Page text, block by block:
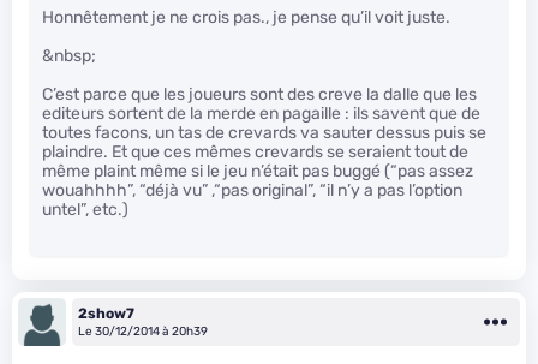
Honnêtement je ne crois pas., je pense qu’il voit juste.
&nbsp;
C’est parce que les joueurs sont des creve la dalle que les
editeurs sortent de la merde en pagaille : ils savent que de
toutes facons, un tas de crevards va sauter dessus puis se
plaindre. Et que ces mêmes crevards se seraient tout de
même plaint même si le jeu n’était pas buggé (“pas assez
wouahhhh”, “déjà vu” ,“pas original”, “il n’y a pas l’option
untel”, etc.)
2show7
Le 30/12/2014 à 20h39